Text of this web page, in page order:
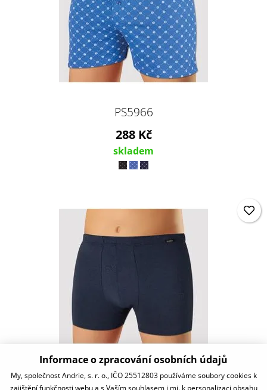
PS5966
288 Kč
skladem
PSV5940
Informace o zpracování osobních údajů
My, společnost Andrie, s. r. o., IČO 25512803 používáme soubory cookies k
zajištění funkčnosti webu a s Vaším souhlasem i mj. k personalizaci obsahu